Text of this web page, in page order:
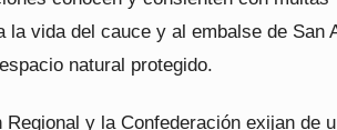
la vida del cauce y al embalse de San
natural protegido.
y la Confederación exijan de